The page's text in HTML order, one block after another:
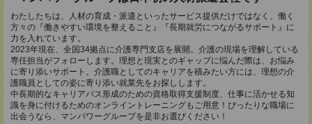
わたしたちは、人材の育成・派遣といったサービス提供だけではなく、働く
方々の『働きやすい環境を整えること』『長期就労につながるサポート』に
力を入れています。
2023年現在、全国34拠点に介護専門支店を展開。介護の現場を理解している
専任担当がフォローします。理想と現実とのギャップに悩んだ際は、お悩み
に寄り添いサポート。介護職としてのキャリアを積みたい方には、理想の介
護職員としての姿に寄り添い就業先をお探しします。
中長期的なキャリアパス形成のための資格取得支援制度、仕事に活かせる知
識を身に付けるためのオンライントレーニングもご用意！ぴったりな職場に
出会うなら、マンパワーグループを是非お選びください！